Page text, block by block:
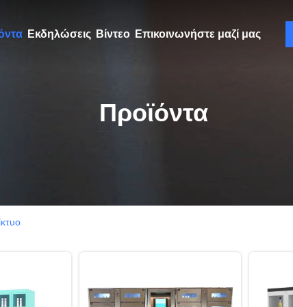
Εκδηλώσεις Βίντεο Επικοινωνήστε μαζί μας
Προϊόντα